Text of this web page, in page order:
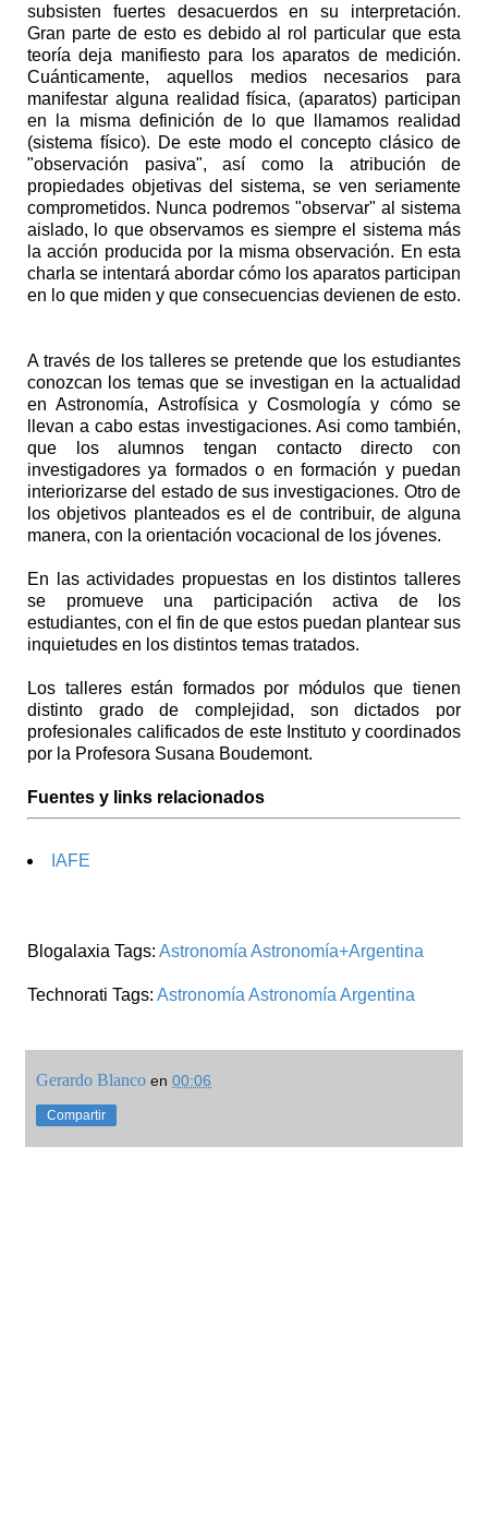
subsisten fuertes desacuerdos en su interpretación.
Gran parte de esto es debido al rol particular que esta
teoría deja manifiesto para los aparatos de medición.
Cuánticamente, aquellos medios necesarios para
manifestar alguna realidad física, (aparatos) participan
en la misma definición de lo que llamamos realidad
(sistema físico). De este modo el concepto clásico de
"observación pasiva", así como la atribución de
propiedades objetivas del sistema, se ven seriamente
comprometidos. Nunca podremos "observar" al sistema
aislado, lo que observamos es siempre el sistema más
la acción producida por la misma observación. En esta
charla se intentará abordar cómo los aparatos participan
en lo que miden y que consecuencias devienen de esto.
A través de los talleres se pretende que los estudiantes
conozcan los temas que se investigan en la actualidad
en Astronomí­a, Astrofí­sica y Cosmologí­a y cómo se
llevan a cabo estas investigaciones. Asi como también,
que los alumnos tengan contacto directo con
investigadores ya formados o en formación y puedan
interiorizarse del estado de sus investigaciones. Otro de
los objetivos planteados es el de contribuir, de alguna
manera, con la orientación vocacional de los jóvenes.
En las actividades propuestas en los distintos talleres
se promueve una participación activa de los
estudiantes, con el fin de que estos puedan plantear sus
inquietudes en los distintos temas tratados.
Los talleres están formados por módulos que tienen
distinto grado de complejidad, son dictados por
profesionales calificados de este Instituto y coordinados
por la Profesora Susana Boudemont.
Fuentes y links relacionados
IAFE
Blogalaxia Tags: AstronomíaAstronomía+Argentina
Technorati Tags: AstronomíaAstronomía Argentina
Gerardo Blanco en 00:06
Compartir